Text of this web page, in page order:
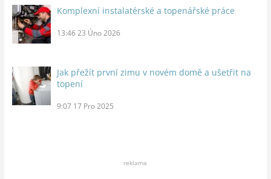
Komplexní instalatérské a topenářské práce
13:46 23 Úno 2026
Jak přežít první zimu v novém domě a ušetřit na
topení
9:07 17 Pro 2025
reklama